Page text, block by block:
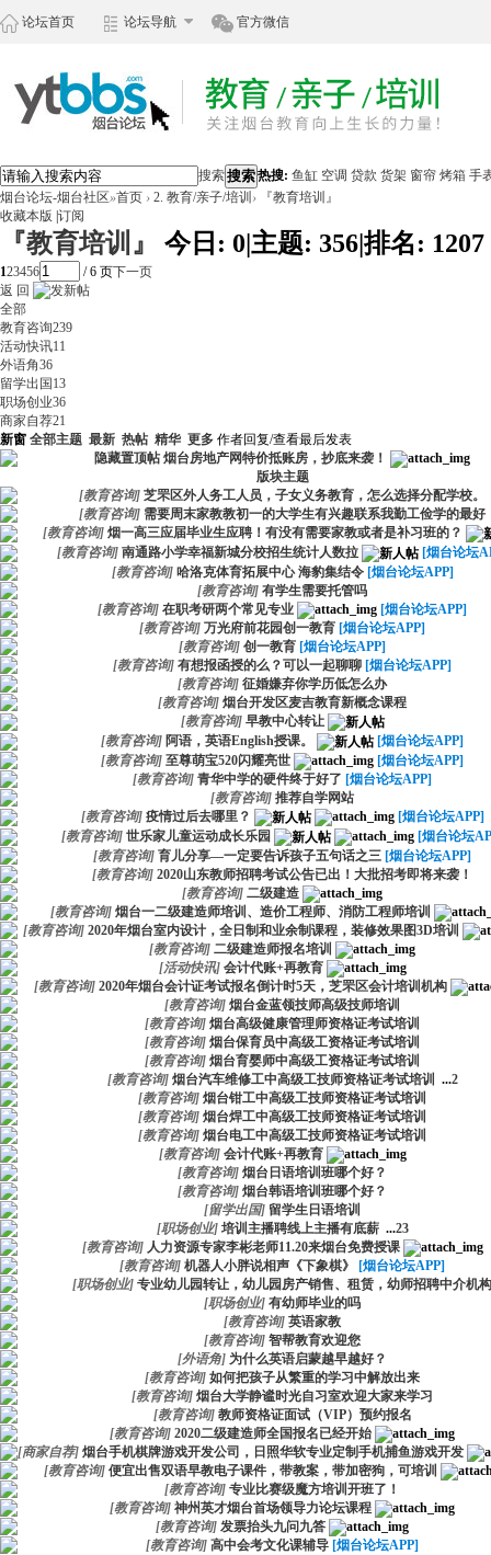
论坛首页 论坛导航 官方微信
搜索搜索热搜: 鱼缸 空调 贷款 货架 窗帘 烤箱 手
烟台论坛-烟台社区»首页 › 2. 教育/亲子/培训 ›
『教育培训』
收藏本版 订阅
『教育培训』 今日: 0|主题: 356|排名: 1207
123456 / 6 页下一页
返 回
全部
教育咨询239
活动快讯11
外语角36
留学出国 13
职场创业36
商家自荐21
新窗 全部主题 最新 热帖 精华 更多 作者回复/查看最后发表
隐藏置顶帖 烟台房地产网特价抵账房，抄底来袭！
版块主题
[教育咨询] 芝罘区外人务工人员，子女义务教育，怎么选择分配学校。
[教育咨询] 需要周末家教教初一的大学生有兴趣联系我勤工俭学的最好
[教育咨询] 烟一高三应届毕业生应聘！有没有需要家教或者是补习班的？
[教育咨询] 南通路小学幸福新城分校招生统计人数拉
[烟台论坛
[教育咨询] 哈洛克体育拓展中心 海豹集结令 [烟台论坛APP]
[教育咨询] 有学生需要托管吗
[教育咨询] 在职考研两个常见专业
[烟台论坛APP]
[教育咨询] 万光府前花园创一教育 [烟台论坛APP]
[教育咨询] 创一教育 [烟台论坛APP]
[教育咨询] 有想报函授的么？可以一起聊聊 [烟台论坛APP]
[教育咨询] 征婚嫌弃你学历低怎么办
[教育咨询] 烟台开发区麦吉教育新概念课程
[教育咨询] 早教中心转让
[教育咨询] 阿语，英语English授课。
[烟台论坛APP]
[教育咨询] 至尊萌宝520闪耀亮世
[烟台论坛APP]
[教育咨询] 青华中学的硬件终于好了 [烟台论坛APP]
[教育咨询] 推荐自学网站
[教育咨询] 疫情过后去哪里？
[烟台论坛APP]
[教育咨询] 世乐家儿童运动成长乐园
[烟台论坛
[教育咨询] 育儿分享—一定要告诉孩子五句话之三 [烟台论坛APP]
[教育咨询] 2020山东教师招聘考试公告已出！大批招考即将来袭！
[教育咨询] 二级建造
[教育咨询] 烟台一二级建造师培训、造价工程师、消防工程师培训
[教育咨询] 2020年烟台室内设计，全日制和业余制课程，装修效果图3D培训
[教育咨询] 二级建造师报名培训
[活动快讯] 会计代账+再教育
[教育咨询] 2020年烟台会计证考试报名倒计时5天，芝罘区会计培训机构
[教育咨询] 烟台金蓝领技师高级技师培训
[教育咨询] 烟台高级健康管理师资格证考试培训
[教育咨询] 烟台保育员中高级工资格证考试培训
[教育咨询] 烟台育婴师中高级工资格证考试培训
[教育咨询] 烟台汽车维修工中高级工技师资格证考试培训 ...2
[教育咨询] 烟台钳工中高级工技师资格证考试培训
[教育咨询] 烟台焊工中高级工技师资格证考试培训
[教育咨询] 烟台电工中高级工技师资格证考试培训
[教育咨询] 会计代账+再教育
[教育咨询] 烟台日语培训班哪个好？
[教育咨询] 烟台韩语培训班哪个好？
[留学出国] 留学生日语培训
[职场创业] 培训主播聘线上主播有底薪 ...23
[教育咨询] 人力资源专家李彬老师11.20来烟台免费授课
[教育咨询] 机器人小胖说相声《下象棋》
[烟台论坛APP]
[职场创业] 专业幼儿园转让，幼儿园房产销售、租赁，幼师招聘中介机构
[职场创业] 有幼师毕业的吗
[教育咨询] 英语家教
[教育咨询] 智帮教育欢迎您
[外语角] 为什么英语启蒙越早越好？
[教育咨询] 如何把孩子从繁重的学习中解放出来
[教育咨询] 烟台大学静谧时光自习室欢迎大家来学习
[教育咨询] 教师资格证面试（VIP）预约报名
[教育咨询] 2020二级建造师全国报名已经开始
[商家自荐] 烟台手机棋牌游戏开发公司，日照华软专业定制手机捕鱼游戏开发
[教育咨询] 便宜出售双语早教电子课件，带教案，带加密狗，可培训
[教育咨询] 专业比赛级魔方培训开班了！
[教育咨询] 神州英才烟台首场领导力论坛课程
[教育咨询] 发票抬头九问九答
[教育咨询] 高中会考文化课辅导 [烟台论坛APP]